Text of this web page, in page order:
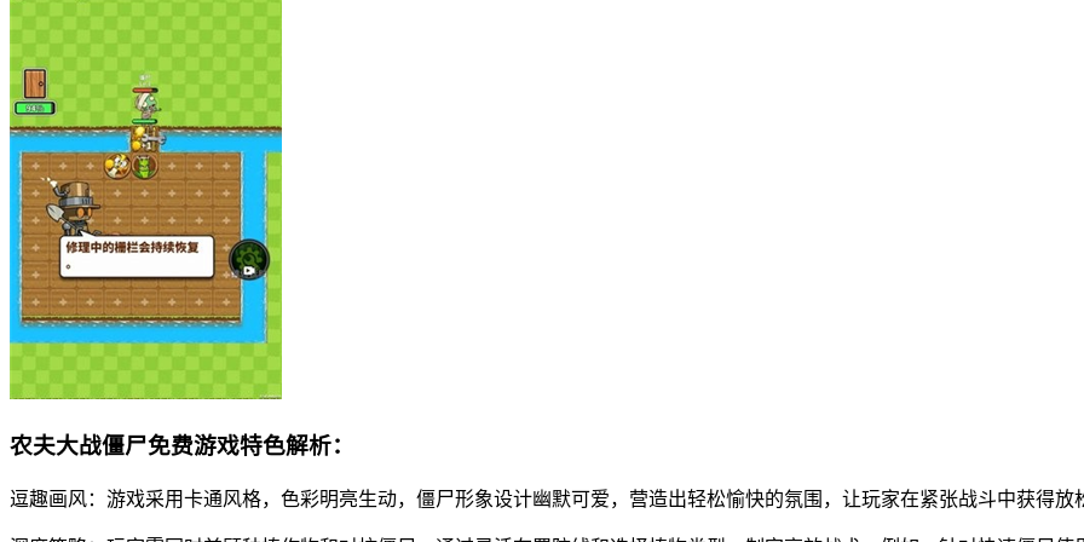
农夫大战僵尸免费游戏特色解析：
逗趣画风：游戏采用卡通风格，色彩明亮生动，僵尸形象设计幽默可爱，营造出轻松愉快的氛围，让玩家在紧张战斗中获得放